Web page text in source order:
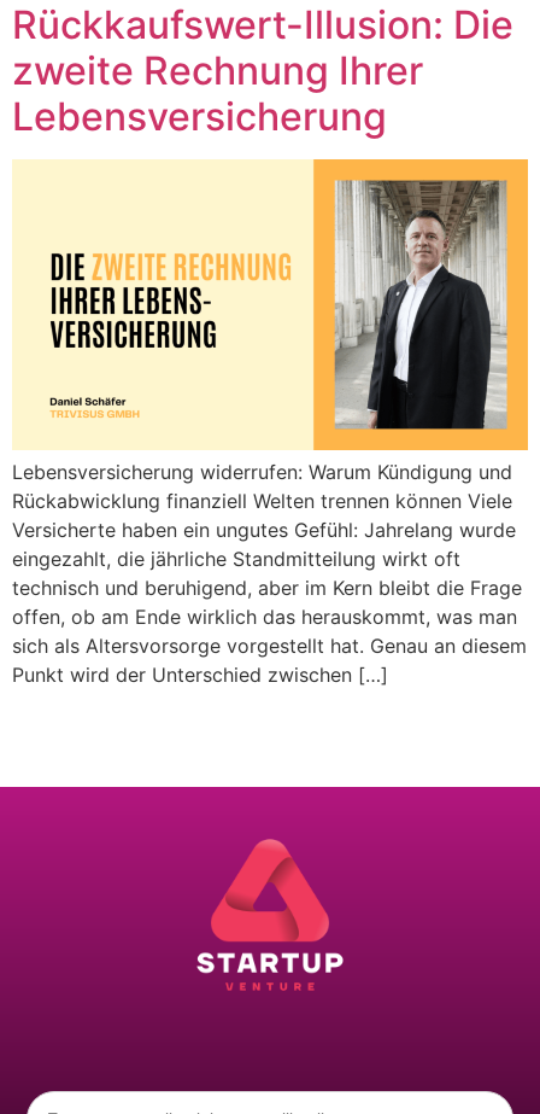
Rückkaufswert-Illusion: Die
zweite Rechnung Ihrer
Lebensversicherung
Lebensversicherung widerrufen: Warum Kündigung und
Rückabwicklung finanziell Welten trennen können Viele
Versicherte haben ein ungutes Gefühl: Jahrelang wurde
eingezahlt, die jährliche Standmitteilung wirkt oft
technisch und beruhigend, aber im Kern bleibt die Frage
offen, ob am Ende wirklich das herauskommt, was man
sich als Altersvorsorge vorgestellt hat. Genau an diesem
Punkt wird der Unterschied zwischen […]